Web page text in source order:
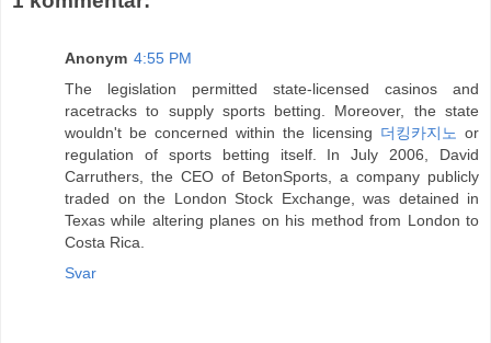
Anonym 4:55 PM
The legislation permitted state-licensed casinos and
racetracks to supply sports betting. Moreover, the state
wouldn't be concerned within the licensing 더킹카지노 or
regulation of sports betting itself. In July 2006, David
Carruthers, the CEO of BetonSports, a company publicly
traded on the London Stock Exchange, was detained in
Texas while altering planes on his method from London to
Costa Rica.
Svar